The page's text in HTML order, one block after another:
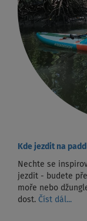
Kde jezdit na
Nechte se
jezdit - budete
moře nebo
dost. Číst dál...